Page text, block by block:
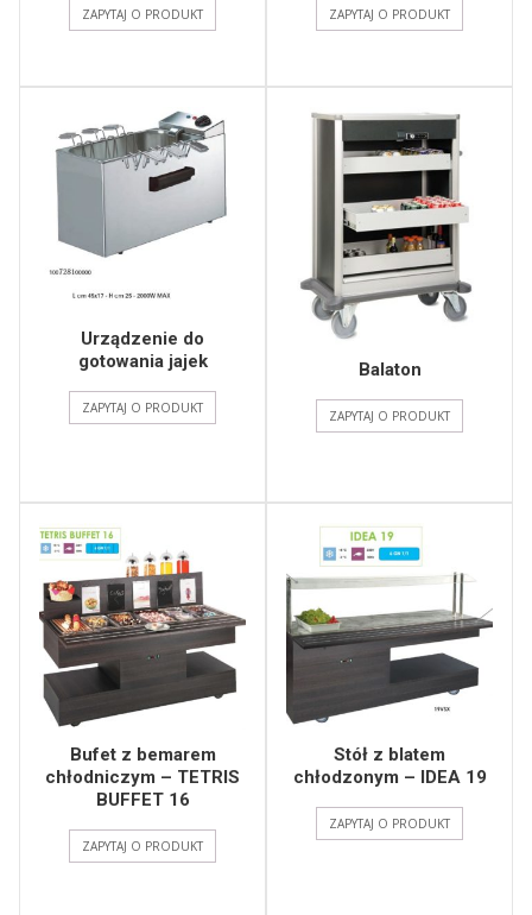
ZAPYTAJ O PRODUKT ZAPYTAJ O PRODUKT
Urządzenie do
gotowania jajek
ZAPYTAJ O PRODUKT
Balaton
ZAPYTAJ O PRODUKT
Bufet z bemarem
chłodniczym – TETRIS
BUFFET 16
ZAPYTAJ O PRODUKT
Stół z blatem
chłodzonym – IDEA 19
ZAPYTAJ O PRODUKT